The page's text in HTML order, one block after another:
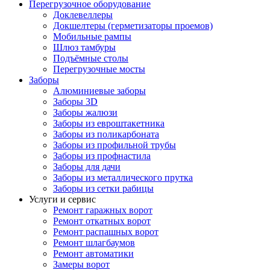
Перегрузочное оборудование
Доклевеллеры
Докшелтеры (герметизаторы проемов)
Мобильные рампы
Шлюз тамбуры
Подъёмные столы
Перегрузочные мосты
Заборы
Алюминиевые заборы
Заборы 3D
Заборы жалюзи
Заборы из евроштакетника
Заборы из поликарбоната
Заборы из профильной трубы
Заборы из профнастила
Заборы для дачи
Заборы из металлического прутка
Заборы из сетки рабицы
Услуги и сервис
Ремонт гаражных ворот
Ремонт откатных ворот
Ремонт распашных ворот
Ремонт шлагбаумов
Ремонт автоматики
Замеры ворот